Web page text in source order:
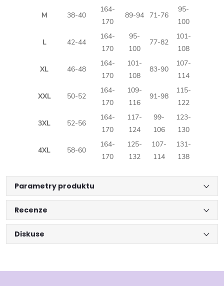
M 38-40
164-
170
89-94 71-76
95-
100
L 42-44
164-
170
95-
100
77-82
101-
108
XL 46-48
164-
170
101-
108
83-90
107-
114
XXL 50-52
164-
170
109-
116
91-98
115-
122
3XL 52-56
164-
170
117-
124
99-
106
123-
130
4XL 58-60
164-
170
125-
132
107-
114
131-
138
Parametry produktu
Recenze
Diskuse